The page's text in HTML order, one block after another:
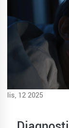
lis, 12 2025